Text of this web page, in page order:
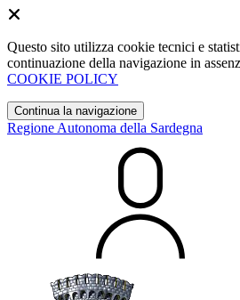
Questo sito utilizza cookie tecnici e
continuazione della navigazione in
COOKIE POLICY
Continua la navigazione
Regione Autonoma della Sardegna